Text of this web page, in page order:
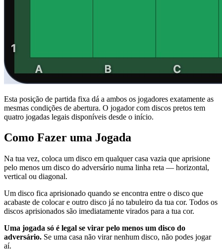
Esta posição de partida fixa dá a ambos os jogadores exatamente as
mesmas condições de abertura. O jogador com discos pretos tem
quatro jogadas legais disponíveis desde o início.
Como Fazer uma Jogada
Na tua vez, coloca um disco em qualquer casa vazia que aprisione
pelo menos um disco do adversário numa linha reta — horizontal,
vertical ou diagonal.
Um disco fica aprisionado quando se encontra entre o disco que
acabaste de colocar e outro disco já no tabuleiro da tua cor. Todos os
discos aprisionados são imediatamente virados para a tua cor.
Uma jogada só é legal se virar pelo menos um disco do
adversário. Se uma casa não virar nenhum disco, não podes jogar
aí.